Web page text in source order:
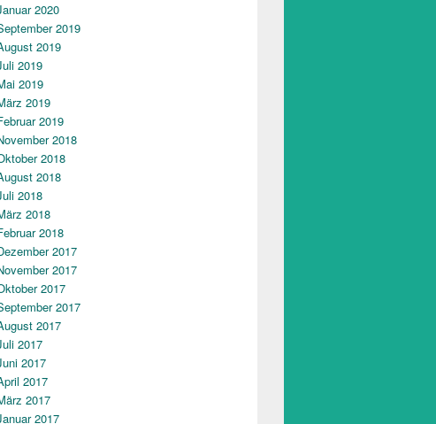
2020
2019
2019
2019
2019
2019
2019
2018
2018
2018
2018
2018
2018
2017
2017
2017
2017
2017
2017
2017
2017
2017
2017